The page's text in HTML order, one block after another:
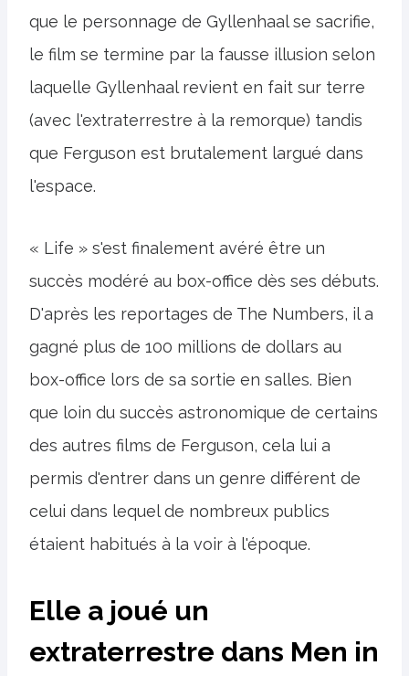
que le personnage de Gyllenhaal se sacrifie,
le film se termine par la fausse illusion selon
laquelle Gyllenhaal revient en fait sur terre
(avec l'extraterrestre à la remorque) tandis
que Ferguson est brutalement largué dans
l'espace.
« Life » s'est finalement avéré être un
succès modéré au box-office dès ses débuts.
D'après les reportages de The Numbers, il a
gagné plus de 100 millions de dollars au
box-office lors de sa sortie en salles. Bien
que loin du succès astronomique de certains
des autres films de Ferguson, cela lui a
permis d'entrer dans un genre différent de
celui dans lequel de nombreux publics
étaient habitués à la voir à l'époque.
Elle a joué un
extraterrestre dans Men in